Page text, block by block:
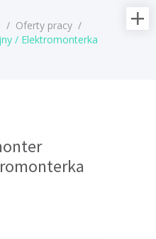
/ Oferty pracy /
/ Elektromonterka